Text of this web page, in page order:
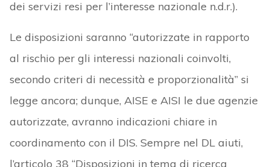
dei servizi resi per l’interesse nazionale n.d.r.).
Le disposizioni saranno “autorizzate in rapporto
al rischio per gli interessi nazionali coinvolti,
secondo criteri di necessità e proporzionalità” si
legge ancora; dunque, AISE e AISI le due agenzie
autorizzate, avranno indicazioni chiare in
coordinamento con il DIS. Sempre nel DL aiuti,
l’articolo 38 “Disposizioni in tema di ricerca